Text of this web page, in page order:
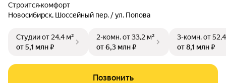
Строится•комфорт
Новосибирск, Шоссейный пер. / ул. Попова
Студииот 24,4 м²
от 5,1 млн ₽
2-комн.от 33,2 м²
от 6,3 млн ₽
3-комн.от
от 8,1 млн ₽
Позвонить